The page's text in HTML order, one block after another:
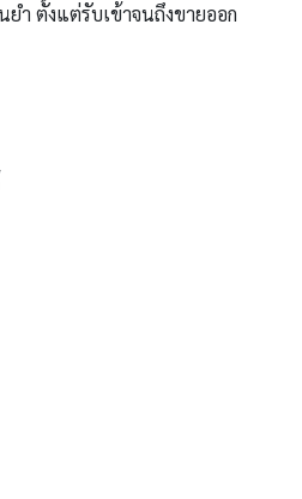
ำ ตั้งแต่รับเข้าจนถึงขายออก